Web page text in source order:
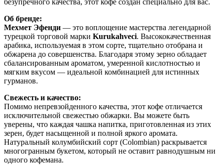
безупречного качества, этот кофе создан специально для вас.
Об бренде:
Мехмет Эфенди — это воплощение мастерства легендарной
турецкой торговой марки Kurukahveci. Высококачественная
арабика, используемая в этом сорте, тщательно отобрана и
обжарена до совершенства. Благодаря этому зерно обладает
сбалансированным ароматом, умеренной кислотностью и
мягким вкусом — идеальной комбинацией для истинных
гурманов.
Свежесть и качество:
Помимо непревзойденного качества, этот кофе отличается
исключительной свежестью обжарки. Вы можете быть
уверены, что каждая чашка напитка, приготовленная из этих
зерен, будет насыщенной и полной яркого аромата.
Натуральный колумбийский сорт (Colombian) раскрывается
многогранным букетом, который не оставит равнодушным ни
одного кофемана.